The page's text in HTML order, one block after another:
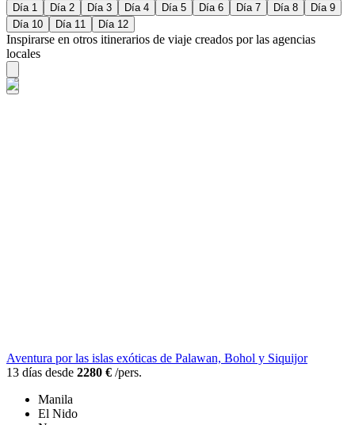
Día 1 Día 2 Día 3 Día 4 Día 5 Día 6 Día 7 Día 8
Día 9
Día 10
Día 11 Día 12
Inspirarse en otros itinerarios de viaje creados por las agencias
locales
Aventura por las islas exóticas de Palawan, Bohol y Siquijor
13 días desde 2280 € /pers.
Manila
El Nido